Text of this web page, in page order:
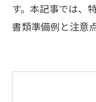
す。本記事では、
書類準備例と注意